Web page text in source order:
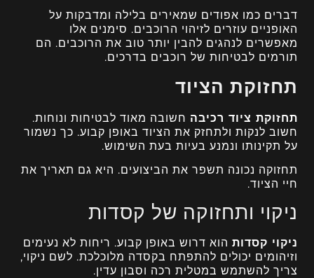
דברים כמו אפודים שמאירים בלילה ומדבקות על
האופניים עוזרים לזיהוי הרוכבים. סימנים אלו
מאפשרים לנהגים להבין יותר טוב את הרוכבים. הם
תורמים לבטיחות של רוכבים בדרכים.
תחזוקת הציוד
תחזוקת ציוד רכיבה חשובה מאוד לבטיחות ונוחות.
חשוב לנקות ולתחזק את הציוד באופן קבוע. כך נשמור
על תקינותו ונמנע בעיות בעת השימוש.
תחזוקה נכונה תשפר את הביצועים. היא גם תאריך את
חיי הציוד.
ניקוי ותחזוקה של קסדות
ניקוי קסדות הוא דרוש באופן קבוע. ריחות לא נעימים
וזיהומים יכולים להתפתח בקסדה מלוכלכת. לשם ניקוי,
צריך להשתמש במטלית רכה וסבון עדין.